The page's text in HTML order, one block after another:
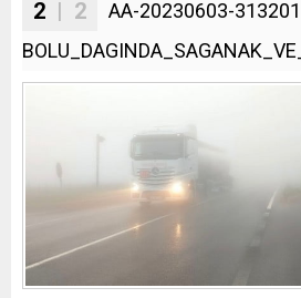
2 | 2
AA-20230603-